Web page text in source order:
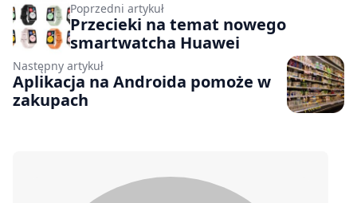
Poprzedni artykuł
Przecieki na temat nowego
smartwatcha Huawei
Następny artykuł
Aplikacja na Androida pomoże w
zakupach